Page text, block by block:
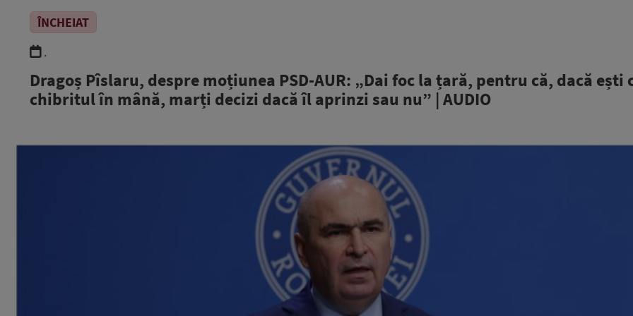
ÎNCHEIAT
.
Dragoș Pîslaru, despre moțiunea PSD-AUR: „Dai foc la țară, pentru că, dacă ești
chibritul în mână, marți decizi dacă îl aprinzi sau nu” | AUDIO